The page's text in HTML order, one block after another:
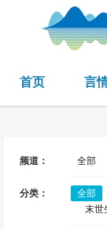
首页 言
频道： 全部
分类： 全部
末世